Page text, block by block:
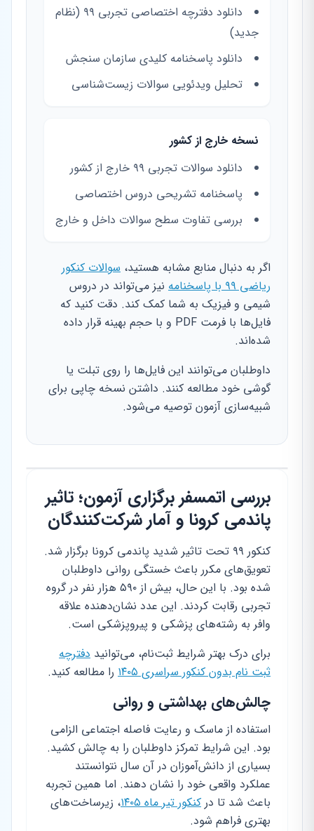
دانلود دفترچه اختصاصی تجربی ۹۹ (نظام
جدید)
دانلود پاسخنامه کلیدی سازمان سنجش
تحلیل ویدئویی سوالات زیست‌شناسی
نسخه خارج از کشور
دانلود سوالات تجربی ۹۹ خارج از کشور
پاسخنامه تشریحی دروس اختصاصی
بررسی تفاوت سطح سوالات داخل و خارج
اگر به دنبال منابع مشابه هستید، سوالات کنکور
ریاضی ۹۹ با پاسخنامه
نیز می‌تواند در دروس
شیمی و فیزیک به شما کمک کند. دقت کنید که
فایل‌ها با فرمت PDF و با حجم بهینه قرار داده
شده‌اند.
داوطلبان می‌توانند این فایل‌ها را روی تبلت یا
گوشی خود مطالعه کنند. داشتن نسخه چاپی برای
شبیه‌سازی آزمون توصیه می‌شود.
بررسی اتمسفر برگزاری آزمون؛ تاثیر
پاندمی کرونا و آمار شرکت‌کنندگان
کنکور ۹۹ تحت تاثیر شدید پاندمی کرونا برگزار شد.
تعویق‌های مکرر باعث خستگی روانی داوطلبان
شده بود. با این حال، بیش از ۵۹۰ هزار نفر در گروه
تجربی رقابت کردند. این عدد نشان‌دهنده علاقه
وافر به رشته‌های پزشکی و پیروپزشکی است.
برای درک بهتر شرایط ثبت‌نام، می‌توانید دفترچه
ثبت نام بدون کنکور سراسری ۱۴۰۵
را مطالعه کنید.
چالش‌های بهداشتی و روانی
استفاده از ماسک و رعایت فاصله اجتماعی الزامی
بود. این شرایط تمرکز داوطلبان را به چالش کشید.
بسیاری از دانش‌آموزان در آن سال نتوانستند
عملکرد واقعی خود را نشان دهند. اما همین تجربه
باعث شد تا در کنکور تیر ماه ۱۴۰۵
، زیرساخت‌های
بهتری فراهم شود.